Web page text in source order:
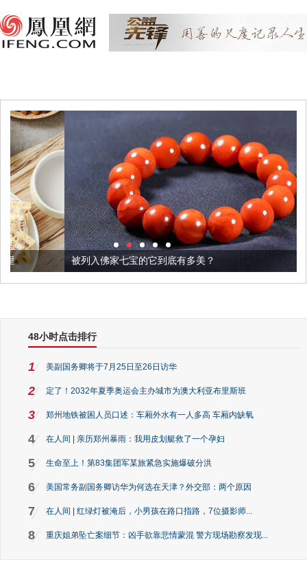
被列入佛家七宝的它到底有多美？
48小时点击排行
1 美副国务卿将于7月25日至26日访华
2 定了！2032年夏季奥运会主办城市为澳大利亚布里斯班
3 郑州地铁被困人员口述：车厢外水有一人多高 车厢内缺氧
4 在人间 | 亲历郑州暴雨：我用皮划艇救了一个孕妇
5 生命至上！第83集团军某旅紧急实施爆破分洪
6 美国常务副国务卿访华为何选在天津？外交部：两个原因
7 在人间 | 红绿灯被淹后，小男孩在路口指路，7位摄影师...
8 重庆姐弟坠亡案细节：凶手欲靠悲情蒙混 警方现场勘察发现...